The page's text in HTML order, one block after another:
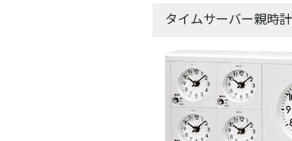
タイムサーバー親時